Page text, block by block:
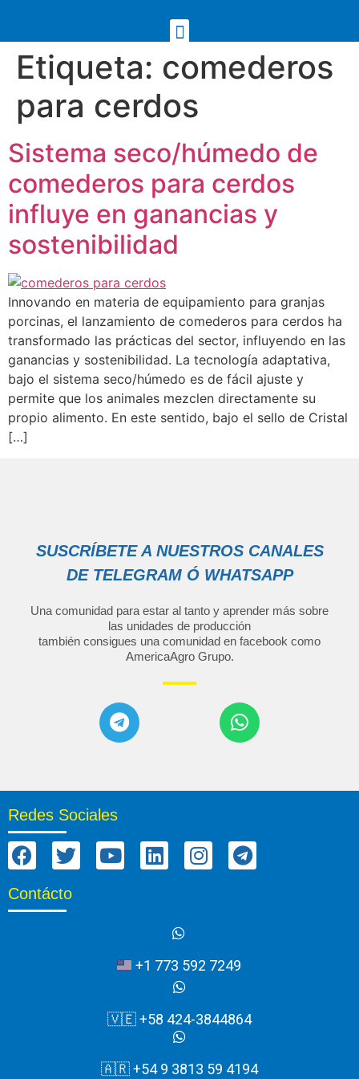
Etiqueta: comederos
para cerdos
Sistema seco/húmedo de
comederos para cerdos
influye en ganancias y
sostenibilidad
Innovando en materia de equipamiento para granjas
porcinas, el lanzamiento de comederos para cerdos ha
transformado las prácticas del sector, influyendo en las
ganancias y sostenibilidad. La tecnología adaptativa,
bajo el sistema seco/húmedo es de fácil ajuste y
permite que los animales mezclen directamente su
propio alimento. En este sentido, bajo el sello de Cristal
[…]
SUSCRÍBETE A NUESTROS CANALES
DE TELEGRAM Ó WHATSAPP
Una comunidad para estar al tanto y aprender más sobre
las unidades de producción
también consigues una comunidad en facebook como
AmericaAgro Grupo.
Redes Sociales
Contácto
+1 773 592 7249
🇻🇪 +58 424-3844864
🇦🇷 +54 9 3813 59 4194